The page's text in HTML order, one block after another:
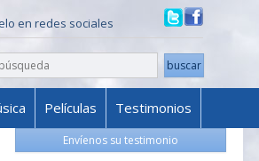
en redes sociales
Películas Testimonios
Envíenos su testimonio